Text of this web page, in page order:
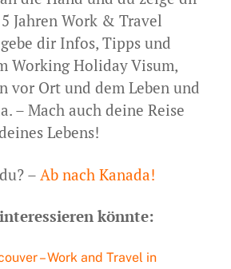
Jahren Work & Travel
dir Infos, Tipps und
Working Holiday Visum,
vor Ort und dem Leben und
– Mach auch deine Reise
Lebens!
– Ab nach Kanada!
könnte:
– Work and Travel in